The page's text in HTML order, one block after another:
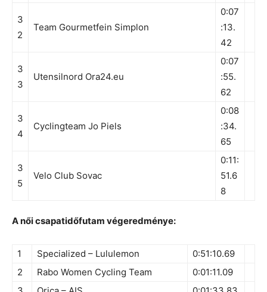
3
2
Team Gourmetfein Simplon
0:07
:13.
42
3
3
Utensilnord Ora24.eu
0:07
:55.
62
3
4
Cyclingteam Jo Piels
0:08
:34.
65
3
5
Velo Club Sovac
0:11:
51.6
8
A női csapatidőfutam végeredménye:
1 Specialized – Lululemon
0:51:10.69
2
Rabo Women Cycling Team
0:01:11.09